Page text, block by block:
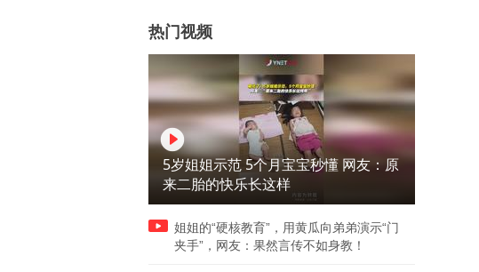
热门视频
5岁姐姐示范 5个月宝宝秒懂 网友：原
来二胎的快乐长这样
姐姐的“硬核教育”，用黄瓜向弟弟演示“门
夹手”，网友：果然言传不如身教！